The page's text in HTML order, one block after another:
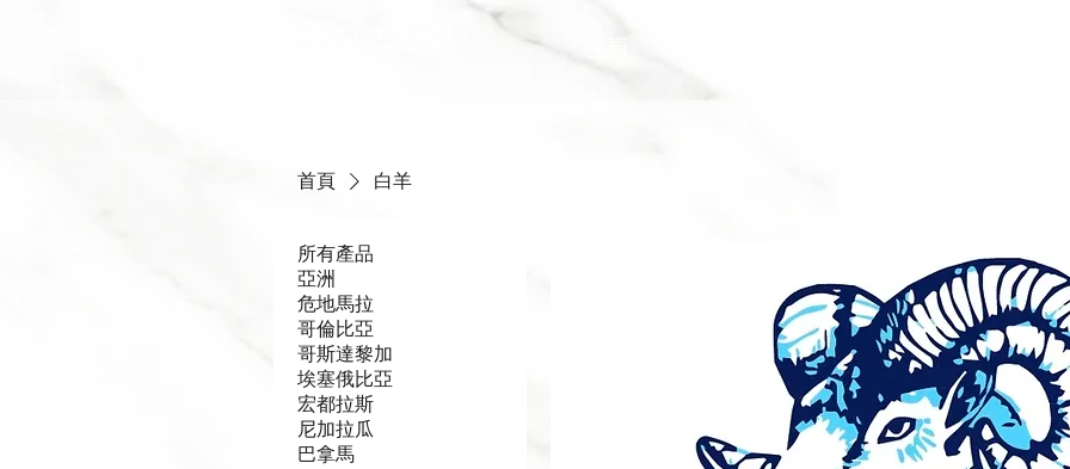
首頁 白羊
所有產品
亞洲
危地馬拉
哥倫比亞
哥斯達黎加
埃塞俄比亞
宏都拉斯
尼加拉瓜
巴拿馬